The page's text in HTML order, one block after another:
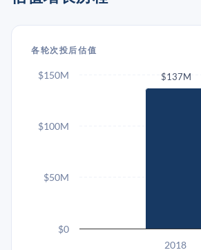
各轮次投后估值
$137M
2018
$0
$50M
$100M
$150M